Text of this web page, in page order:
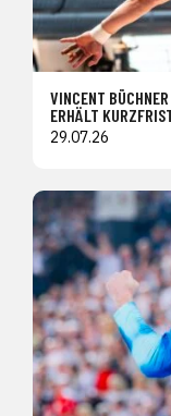
VINCENT
ERHÄLT
29.07.26